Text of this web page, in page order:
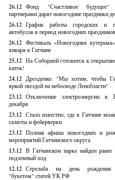
26.12 Фонд "Счастливое
партнерами дарят новогодние праздники
26.12 График работы городских и
автобусов в период новогодних праздников
26.12 Фестиваль «Новогодняя
января в Гатчине
25.12 На Соборной готовится к
каток!
24.12 Дрозденко: "Мы хотим, чтобы
яркой звездой на небосводе Ленобласти"
23.12 Отключение электроэнергии в
декабря
23.12 Стало известно, где в Гатчине
салюты и фейерверки
23.12 Полная афиша новогодних и
мероприятий Гатчинского округа
13.12 В Гатчинском парке найден ранее
подземный ход
12.12 Стрельба на день рождения
"букетом" статей УК РФ